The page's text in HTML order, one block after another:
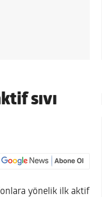
sıvı
yönelik ilk aktif